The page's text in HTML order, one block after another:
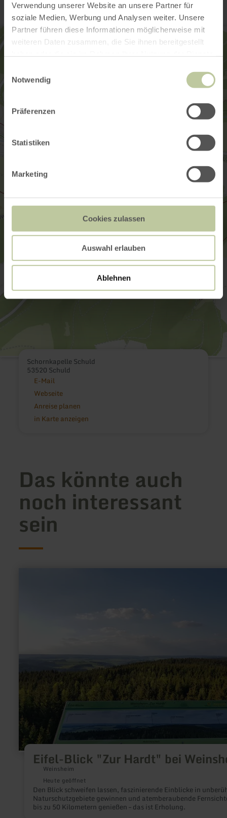
Verwendung unserer Website an unsere Partner für
soziale Medien, Werbung und Analysen weiter. Unsere
Partner führen diese Informationen möglicherweise mit
weiteren Daten zusammen, die Sie ihnen bereitgestellt
Notwendig
Präferenzen
Statistiken
Marketing
Cookies zulassen
Auswahl erlauben
Ablehnen
Schornkapelle Schuld
53520 Schuld
E-Mail
Webseite
Anreise planen
in Karte anzeigen
Das könnte auch
noch interessant
sein
Eifel-Blick "Zur Hardt" bei
Weinsheim
Heute geöffnet
Den Blick schweifen lassen, faszinierende Einblicke in
Naturschutzgebiete gewinnen und atemberaubende
bis zu 50 Kilometern genießen – das ist Erholung.